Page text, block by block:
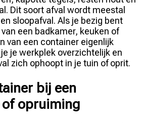
Dit soort afval wordt meestal
sloopafval. Als je bezig bent
een badkamer, keuken of
van een container eigenlijk
je werkplek overzichtelijk en
zich ophoopt in je tuin of oprit.
bij een
opruiming